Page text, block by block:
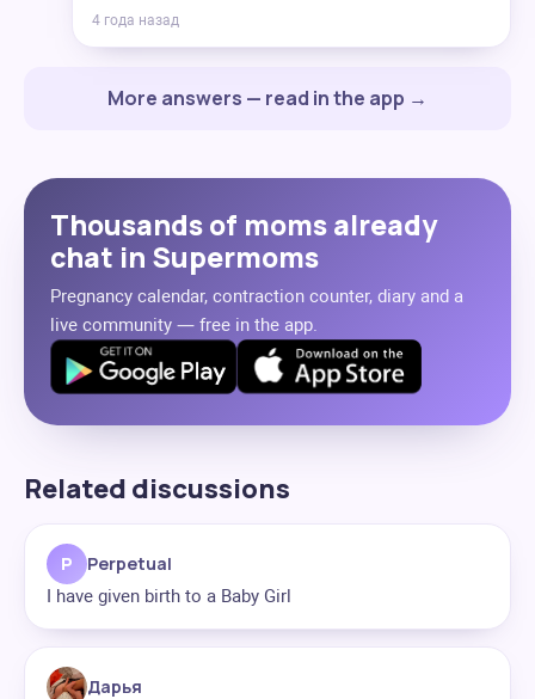
4 года назад
More answers — read in the app →
Thousands of moms already
chat in Supermoms
Pregnancy calendar, contraction counter, diary and a
live community — free in the app.
Related discussions
P Perpetual
I have given birth to a Baby Girl
Дарья